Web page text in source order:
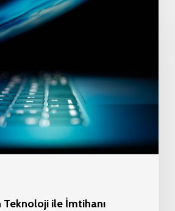
Teknoloji ile İmtihanı